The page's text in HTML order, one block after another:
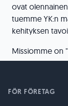
ovat
tuemme YK:n
kehityksen
Missiomme on
FÖR FÖRETAG